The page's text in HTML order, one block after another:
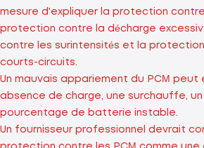
mesure d'expliquer la protection
protection contre la décharge
contre les surintensités et la
courts-circuits.
Un mauvais appariement du PCM peut
absence de charge, une surchauffe, un
pourcentage de batterie instable.
Un fournisseur professionnel devrait